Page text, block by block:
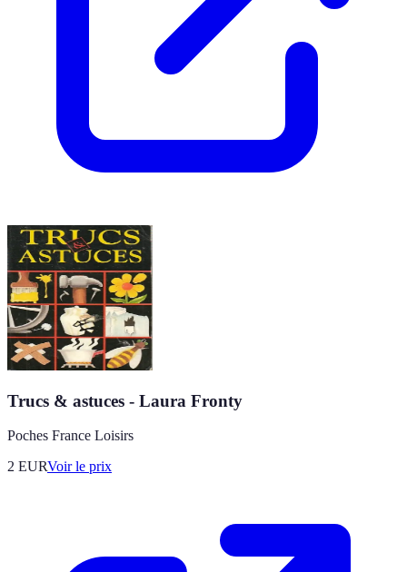
Trucs & astuces - Laura Fronty
Poches France Loisirs
2 EURVoir le prix